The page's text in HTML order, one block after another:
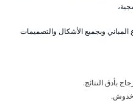
المباني وبجميع الأشكال والتصميمات
بأدق النتائج.
خدوش.